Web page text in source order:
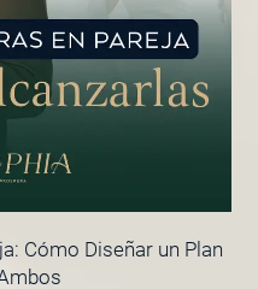
Cómo Diseñar un Plan